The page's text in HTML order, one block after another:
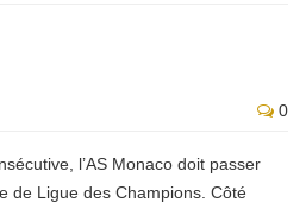
0
l’AS Monaco doit passer
de Ligue des Champions. Côté